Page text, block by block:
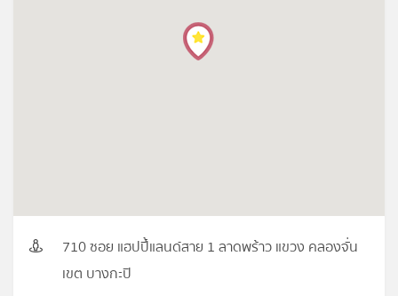
710 ซอย แฮปปี้แลนด์สาย 1 ลาดพร้าว แขวง คลองจั่น
เขต บางกะปิ